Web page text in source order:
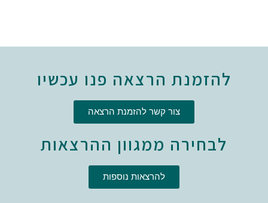
להזמנת הרצאה פנו עכשיו
צור קשר להזמנת הרצאה
לבחירה ממגוון ההרצאות
להרצאות נוספות